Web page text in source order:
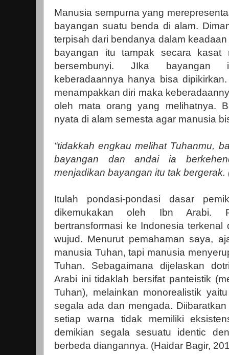
Manusia sempurna yang
bayangan suatu benda di alam.
terpisah dari bendanya dalam
bayangan itu tampak secara kasat
bersembunyi. JIka bayangan
keberadaannya hanya bisa
menampakkan diri maka
oleh mata orang yang melihatnya.
nyata di alam semesta agar manusia
“tidakkah engkau melihat Tuhanmu,
bayangan dan andai ia
menjadikan bayangan itu tak bergerak.
Itulah pondasi-pondasi dasar
dikemukakan oleh Ibn Arabi.
bertransformasi ke Indonesia
wujud. Menurut pemahaman saya,
manusia Tuhan, tapi manusia
Tuhan. Sebagaimana dijelaskan
Arabi ini tidaklah bersifat panteistik
Tuhan), melainkan monorealistik
segala ada dan mengada.
setiap warna tidak memiliki
demikian segala sesuatu identic
berbeda diangannya. (Haidar Bagir,